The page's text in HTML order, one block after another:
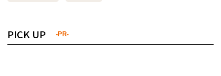
PICK UP -PR-